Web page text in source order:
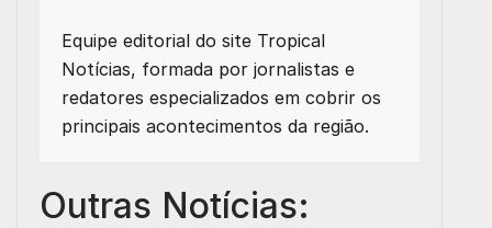
Equipe editorial do site Tropical
Notícias, formada por jornalistas e
redatores especializados em cobrir os
principais acontecimentos da região.
Outras Notícias: